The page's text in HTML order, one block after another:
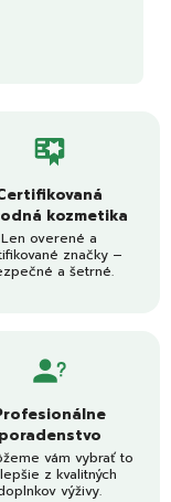
kozmetika
Len overené a
značky –
a šetrné.
poradenstvo
vám vybrať to
z kvalitných
výživy.